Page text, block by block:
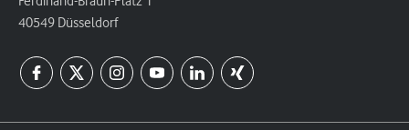
40549 Düsseldorf